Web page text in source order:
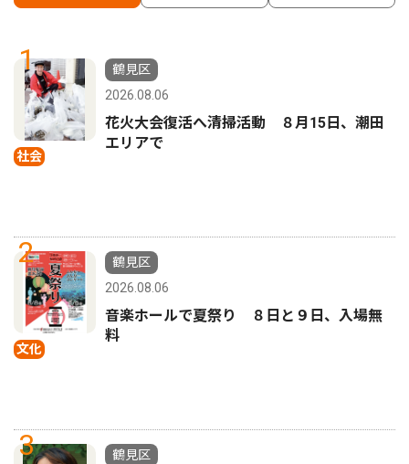
1
社会
鶴見区
2026.08.06
花火大会復活へ清掃活動 ８月15日、潮田
エリアで
2
文化
鶴見区
2026.08.06
音楽ホールで夏祭り ８日と９日、入場無
料
3
鶴見区